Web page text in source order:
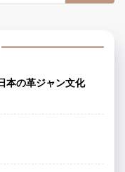
本の革ジャン文化